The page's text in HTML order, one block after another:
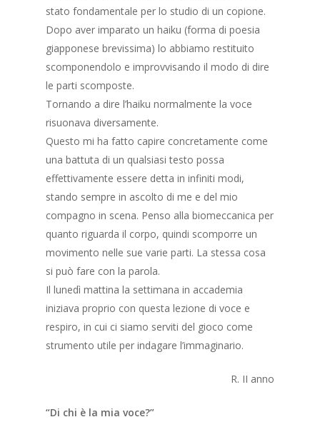
stato fondamentale per lo studio di un copione.
Dopo aver imparato un haiku (forma di poesia
giapponese brevissima) lo abbiamo restituito
scomponendolo e improvvisando il modo di dire
le parti scomposte.
Tornando a dire l’haiku normalmente la voce
risuonava diversamente.
Questo mi ha fatto capire concretamente come
una battuta di un qualsiasi testo possa
effettivamente essere detta in infiniti modi,
stando sempre in ascolto di me e del mio
compagno in scena. Penso alla biomeccanica per
quanto riguarda il corpo, quindi scomporre un
movimento nelle sue varie parti. La stessa cosa
si può fare con la parola.
Il lunedì mattina la settimana in accademia
iniziava proprio con questa lezione di voce e
respiro, in cui ci siamo serviti del gioco come
strumento utile per indagare l’immaginario.
R. II anno
“Di chi è la mia voce?”